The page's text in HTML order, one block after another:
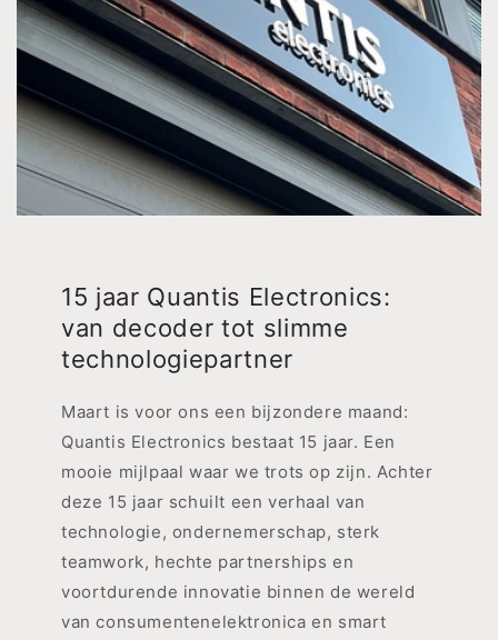
15 jaar Quantis Electronics:
van decoder tot slimme
technologiepartner
Maart is voor ons een bijzondere maand:
Quantis Electronics bestaat 15 jaar. Een
mooie mijlpaal waar we trots op zijn. Achter
deze 15 jaar schuilt een verhaal van
technologie, ondernemerschap, sterk
teamwork, hechte partnerships en
voortdurende innovatie binnen de wereld
van consumentenelektronica en smart